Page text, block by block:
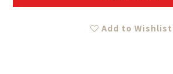
Add to Wishlist